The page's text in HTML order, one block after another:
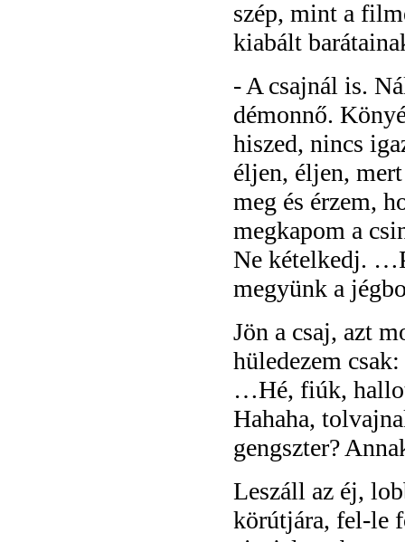
szép, mint a
kiabált
- A csajnál is.
démonnő.
hiszed, nincs
éljen, éljen,
meg és érzem,
megkapom a
Ne kételkedj.
megyünk a
Jön a csaj, azt
hüledezem
…Hé, fiúk,
Hahaha,
gengszter?
Leszáll az éj,
körútjára, fel-le